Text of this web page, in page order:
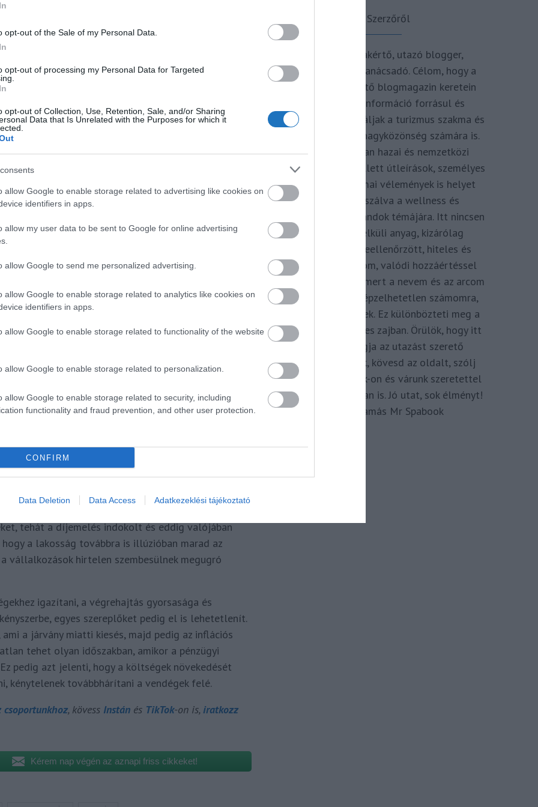
opt-out of the Sale of my Personal Data.
opt-out of processing my Personal Data for Targeted
opt-out of Collection, Use, Retention, Sale, and/or Sharing
Data that Is Unrelated with the Purposes for which it
allow Google to enable storage related to advertising like cookies on
identifiers in apps.
allow my user data to be sent to Google for online advertising
allow Google to send me personalized advertising.
allow Google to enable storage related to analytics like cookies on
identifiers in apps.
allow Google to enable storage related to functionality of the website
allow Google to enable storage related to personalization.
allow Google to enable storage related to security, including
functionality and fraud prevention, and other user protection.
CONFIRM
Data Deletion Data Access Adatkezeklési tájékoztató
fogalmazott, hogy ezt a költségnövekményt „még
alapdíj, ami eddig nem volt, és ez pedig
nem lineárisan emelkedik”.
többletköltséget jelent, a nagy fürdők esetében pedig már
hogyan fogjuk kigazdálkodni.
nem az infláció mértékével, hanem annál
nem bírná el.
és az energiaügyi miniszterrel
esetleg egyedi kedvezményeket
saját kúttal rendelkezik?
de a vízkivétel sincs ingyen, bár ennek költségét a
felhasznált bármilyen víz csatornán keresztül
Emellett az ivóvíz és a zuhanyzáshoz használt víz
bár nem mindenütt.
járhatnak és akár nagy bajba is kerülhetnek, ugyanis
költsége egyik hónapról a másikra. Egy
forintra, azaz évi 60 ezer forintról 2,4 millió
és kifolyási díj, amely független attól, hogy
átfolyási átmérő függvényében határozzák meg,
egyetlen megoldás a brutális költségnövekedés
el egy szaktervezővel, valamint a területileg
is megszerzik és 30 napnál nem régebbi
az átalakítás költségei a cserét kérő
hogy a vízdíjak nem fedezték az infrastruktúra
tehát a díjemelés indokolt és eddig valójában
a lakosság továbbra is illúzióban marad az
vállalkozások hirtelen szembesülnek megugró
igazítani, a végrehajtás gyorsasága és
egyes szereplőket pedig el is lehetetlenít.
a járvány miatti kiesés, majd pedig az inflációs
tehet olyan időszakban, amikor a pénzügyi
pedig azt jelenti, hogy a költségek növekedését
kénytelenek továbbhárítani a vendégek felé.
csoportunkhoz, kövess Instán és TikTok-on is, iratkozz
Kérem nap végén az aznapi friss cikkeket!
A Szerzőről
Turisztikai szakértő, utazó blogger,
vendégélmény tanácsadó. Célom, hogy a
kategória teremtő blogmagazin keretein
belül hiteles információ forrásul és
inspirációul szolgáljak a turizmus szakma és
az utazni vágyó nagyközönség számára is.
Repertoáromban hazai és nemzetközi
turizmus hírek mellett útleírások, személyes
ajánlók és szakmai vélemények is helyet
kapnak, fókuszálva a wellness és
termálfürdők, strandok témájára. Itt nincsen
hivatkozás nélküli anyag, kizárólag
többszörösen leellenőrzött, hiteles és
minőségi tartalom, valódi hozzáértéssel
megkomponálva, mert a nevem és az arcom
adom hozzá. Elképzelhetetlen számomra,
hogy ne így tegyek. Ez különbözteti meg a
Spabook-ot a netes zajban. Örülök, hogy itt
vagy, légy tagja az utazást szerető
Közösségünknek, kövesd az oldalt, szólj
hozzá a Facebook-on és várunk szeretettel
zárt csoportunkban is. Jó utat, sok élményt!
Kassay Tamás Mr Spabook